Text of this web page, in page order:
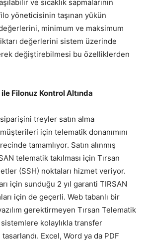
ve sıcaklık sapmalarının
yöneticisinin taşınan yükün
minimum ve maksimum
değerlerini sistem üzerinde
değiştirebilmesi bu özelliklerden
Filonuz Kontrol Altında
treyler satın alma
için telematik donanımını
tamamlıyor. Satın alınmış
telematik takılması için Tırsan
(SSH) noktaları hizmet veriyor.
için sunduğu 2 yıl garanti TIRSAN
için de geçerli. Web tabanlı bir
gerektirmeyen Tırsan Telematik
kolaylıkla transfer
Excel, Word ya da PDF